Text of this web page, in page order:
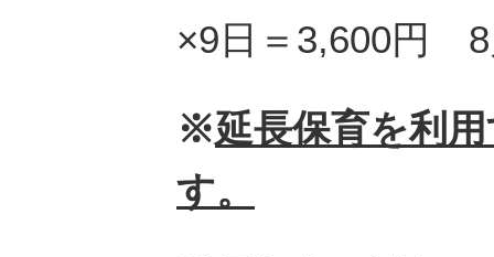
×9日＝3,600円 8
※延長保育を利
す。